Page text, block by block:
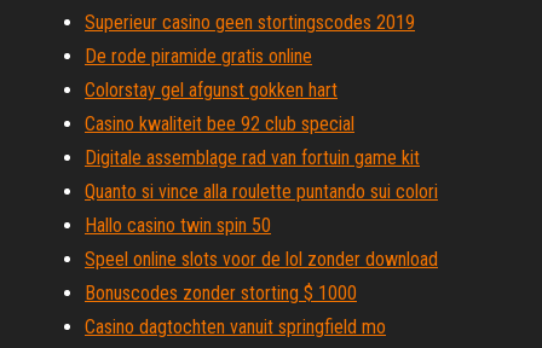
Superieur casino geen stortingscodes 2019
De rode piramide gratis online
Colorstay gel afgunst gokken hart
Casino kwaliteit bee 92 club special
Digitale assemblage rad van fortuin game kit
Quanto si vince alla roulette puntando sui colori
Hallo casino twin spin 50
Speel online slots voor de lol zonder download
Bonuscodes zonder storting $ 1000
Casino dagtochten vanuit springfield mo